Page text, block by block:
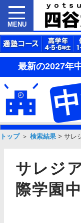
MENU
最新の2027年
トップ＞ 検索結果 > サレ
サレジ
際学園